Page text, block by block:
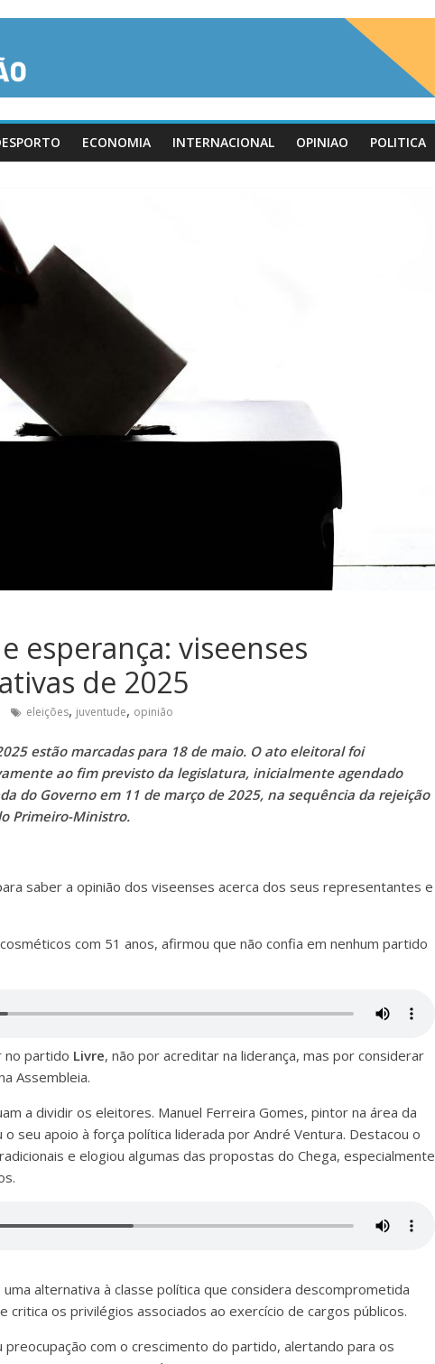
ECONOMIA INTERNACIONAL OPINIAO POLITICA
esperança: viseenses
de 2025
eleições, juventude, opinião
estão marcadas para 18 de maio. O ato eleitoral foi
ao fim previsto da legislatura, inicialmente agendado
do Governo em 11 de março de 2025, na sequência da rejeição
Primeiro-Ministro.
saber a opinião dos viseenses acerca dos seus representantes e
com 51 anos, afirmou que não confia em nenhum partido
no partido Livre, não por acreditar na liderança, mas por considerar
Assembleia.
a dividir os eleitores. Manuel Ferreira Gomes, pintor na área da
seu apoio à força política liderada por André Ventura. Destacou o
e elogiou algumas das propostas do Chega, especialmente
alternativa à classe política que considera descomprometida
critica os privilégios associados ao exercício de cargos públicos.
com o crescimento do partido, alertando para os